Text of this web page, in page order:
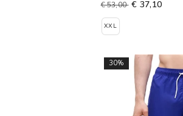
€ 53,00 € 37,10
XXL
30%